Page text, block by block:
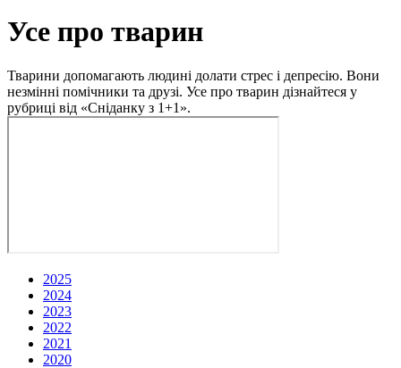
Усе про тварин
Тварини допомагають людині долати стрес і депресію. Вони
незмінні помічники та друзі. Усе про тварин дізнайтеся у
рубриці від «Сніданку з 1+1».
2025
2024
2023
2022
2021
2020